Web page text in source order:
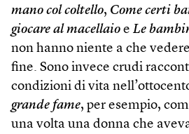
mano col coltello, Come certi
giocare al macellaio e Le
non hanno niente a che
fine. Sono invece crudi
condizioni di vita
grande fame, per esempio,
una volta una donna che